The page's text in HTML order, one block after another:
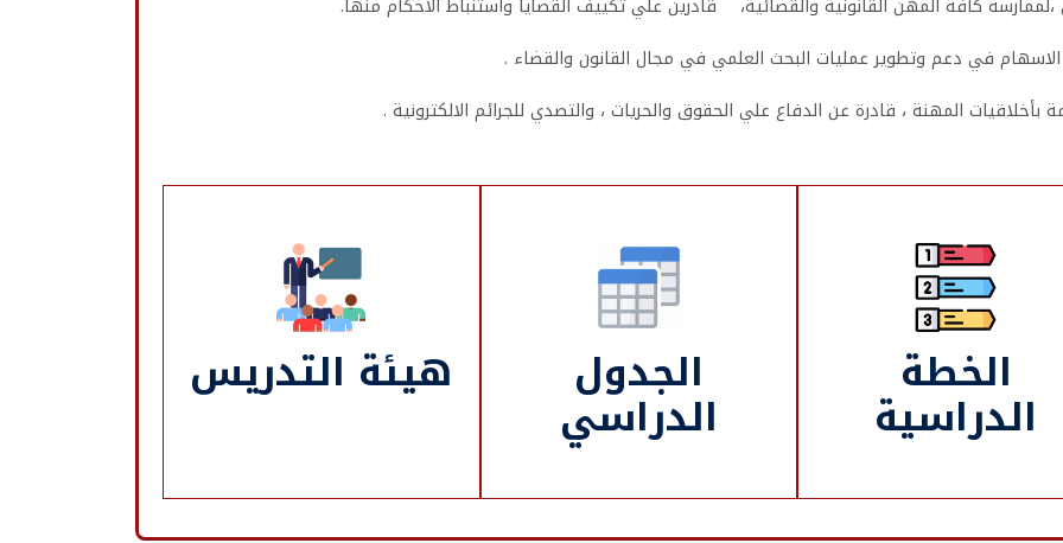
الخطة
الدراسية
الجدول
الدراسي
هيئة التدريس